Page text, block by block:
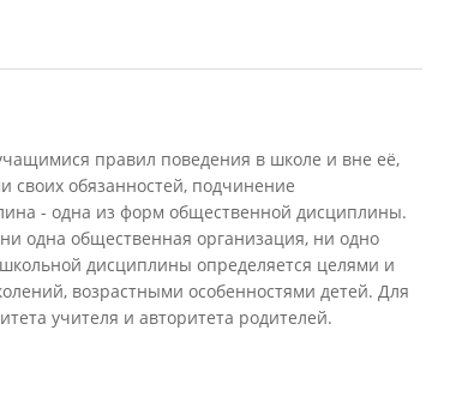
правил поведения в школе и вне её,
своих обязанностей, подчинение
- одна из форм общественной дисциплины.
одна общественная организация, ни одно
дисциплины определяется целями и
возрастными особенностями детей. Для
учителя и авторитета родителей.